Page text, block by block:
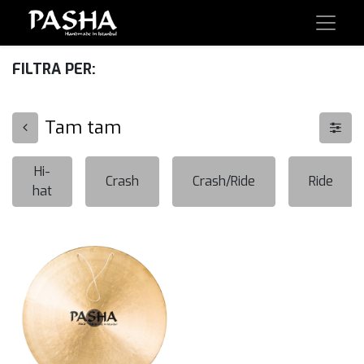
FILTRA PER:
Tam tam
Hi-
hat
Crash Crash/Ride Ride